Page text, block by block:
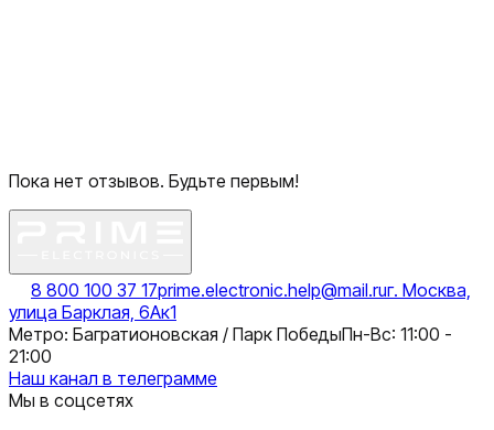
Пока нет отзывов. Будьте первым!
8 800 100 37 17prime.electronic.help@mail.ruг. Москва,
улица Барклая, 6Ак1
Метро: Багратионовская / Парк ПобедыПн-Вс: 11:00 -
21:00
Наш канал в телеграмме
Мы в соцсетях